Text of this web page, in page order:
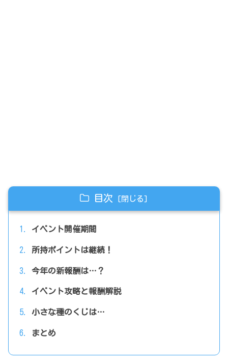
目次
イベント開催期間
所持ポイントは継続！
今年の新報酬は…？
イベント攻略と報酬解説
小さな種のくじは…
まとめ